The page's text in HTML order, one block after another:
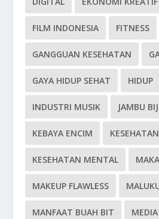
FILM INDONESIA FITNESS
GANGGUAN KESEHATAN
GAYA HIDUP SEHAT HIDUP
INDUSTRI MUSIK JAMBU
KEBAYA ENCIM KESEHATAN
KESEHATAN MENTAL
MAKEUP FLAWLESS
MANFAAT BUAH BIT